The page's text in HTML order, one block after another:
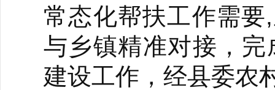
常态化帮扶工作需
与乡镇精准对接，
建设工作，经县委农